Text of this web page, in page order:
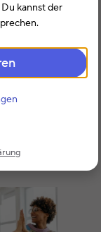
kannst derim
Steuerjahr zu
für Seite des
bestätige mit